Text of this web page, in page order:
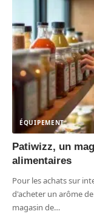
ÉQUIPEMENT
Patiwizz, un
alimentaires
Pour les achats sur
d'acheter un arôme
magasin de…